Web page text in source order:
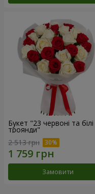
Букет "23 червоні та білі
троянди"
2 513 грн
Замовити